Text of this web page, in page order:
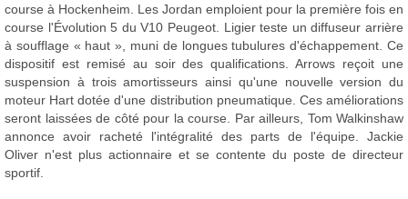
course à Hockenheim. Les Jordan emploient pour la première fois en
course l'Évolution 5 du V10 Peugeot. Ligier teste un diffuseur arrière
à soufflage « haut », muni de longues tubulures d'échappement. Ce
dispositif est remisé au soir des qualifications. Arrows reçoit une
suspension à trois amortisseurs ainsi qu'une nouvelle version du
moteur Hart dotée d'une distribution pneumatique. Ces améliorations
seront laissées de côté pour la course. Par ailleurs, Tom Walkinshaw
annonce avoir racheté l'intégralité des parts de l'équipe. Jackie
Oliver n'est plus actionnaire et se contente du poste de directeur
sportif.